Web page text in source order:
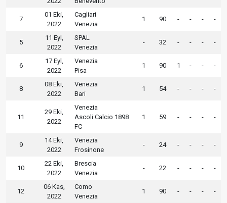
7
01 Eki,
2022
Cagliari
Venezia
1 90 - - - -
5
11 Eyl,
2022
SPAL
Venezia
- 32 - - - -
6
17 Eyl,
2022
Venezia
Pisa
1 90 1 - - -
8
08 Eki,
2022
Venezia
Bari
1 54 - - - -
11
29 Eki,
2022
Venezia
Ascoli Calcio 1898
FC
1 59 - - - -
9
14 Eki,
2022
Venezia
Frosinone
- 24 - - - -
10
22 Eki,
2022
Brescia
Venezia
- 22 - - - -
12
06 Kas,
2022
Como
Venezia
1 90 - - - -